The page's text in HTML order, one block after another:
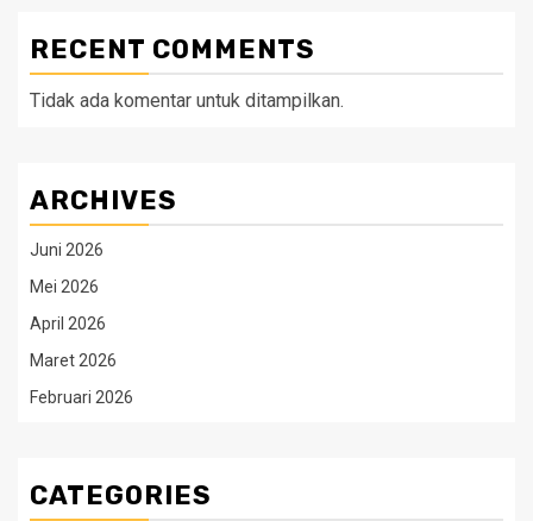
RECENT COMMENTS
Tidak ada komentar untuk ditampilkan.
ARCHIVES
Juni 2026
Mei 2026
April 2026
Maret 2026
Februari 2026
CATEGORIES